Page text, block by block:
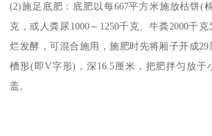
(2)施足底肥：底肥以每667平方米施放枯饼(
克，或人粪尿1000～1250千克、牛粪2000千
烂发酵，可混合施用，施肥时先将厢子开成
槽形(即V字形)，深16.5厘米，把肥拌匀放于
盖。